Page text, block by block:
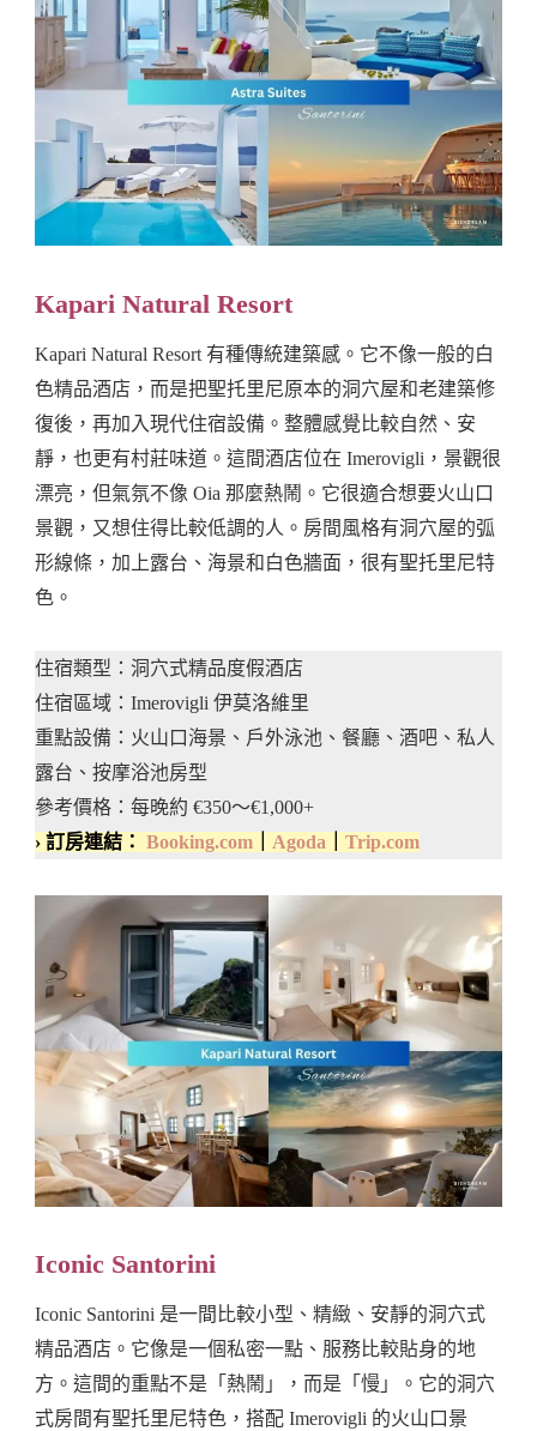
Kapari Natural Resort
Kapari Natural Resort 有種傳統建築感。它不像一般的白
色精品酒店，而是把聖托里尼原本的洞穴屋和老建築修
復後，再加入現代住宿設備。整體感覺比較自然、安
靜，也更有村莊味道。這間酒店位在 Imerovigli，景觀很
漂亮，但氣氛不像 Oia 那麼熱鬧。它很適合想要火山口
景觀，又想住得比較低調的人。房間風格有洞穴屋的弧
形線條，加上露台、海景和白色牆面，很有聖托里尼特
色。
住宿類型：洞穴式精品度假酒店
住宿區域：Imerovigli 伊莫洛維里
重點設備：火山口海景、戶外泳池、餐廳、酒吧、私人
露台、按摩浴池房型
參考價格：每晚約 €350～€1,000+
› 訂房連結： Booking.com Agoda Trip.com
Iconic Santorini
Iconic Santorini 是一間比較小型、精緻、安靜的洞穴式
精品酒店。它像是一個私密一點、服務比較貼身的地
方。這間的重點不是「熱鬧」，而是「慢」。它的洞穴
式房間有聖托里尼特色，搭配 Imerovigli 的火山口景